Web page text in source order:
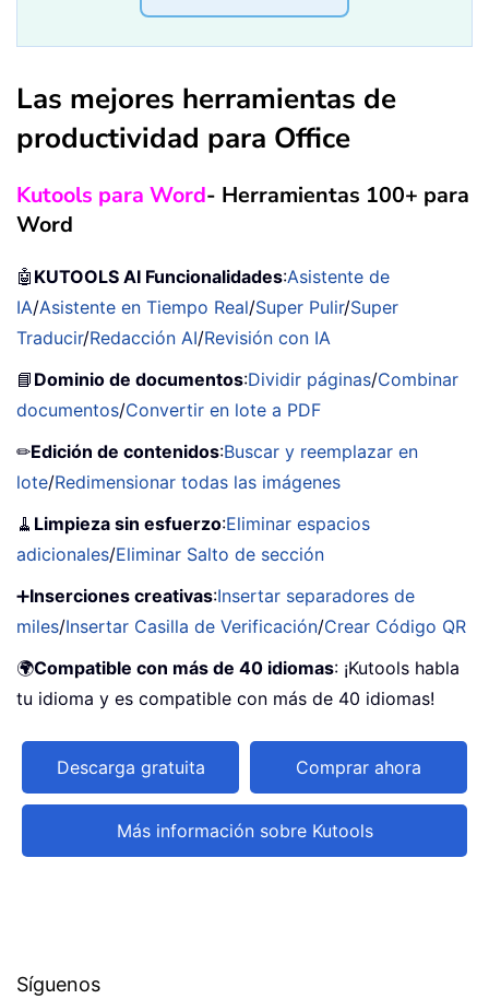
Las mejores herramientas de
productividad para Office
Kutools para Word- Herramientas 100+ para
Word
🤖 KUTOOLS AI Funcionalidades:Asistente de
IA/Asistente en Tiempo Real/Super Pulir/Super
Traducir/Redacción AI/Revisión con IA
📘 Dominio de documentos:Dividir páginas/Combinar
documentos/Convertir en lote a PDF
✏Edición de contenidos:Buscar y reemplazar en
lote/Redimensionar todas las imágenes
🧹 Limpieza sin esfuerzo:Eliminar espacios
adicionales/Eliminar Salto de sección
➕Inserciones creativas:Insertar separadores de
miles/Insertar Casilla de Verificación/Crear Código QR
🌍Compatible con más de 40 idiomas: ¡Kutools habla
tu idioma y es compatible con más de 40 idiomas!
Descarga gratuita Comprar ahora
Más información sobre Kutools
Síguenos